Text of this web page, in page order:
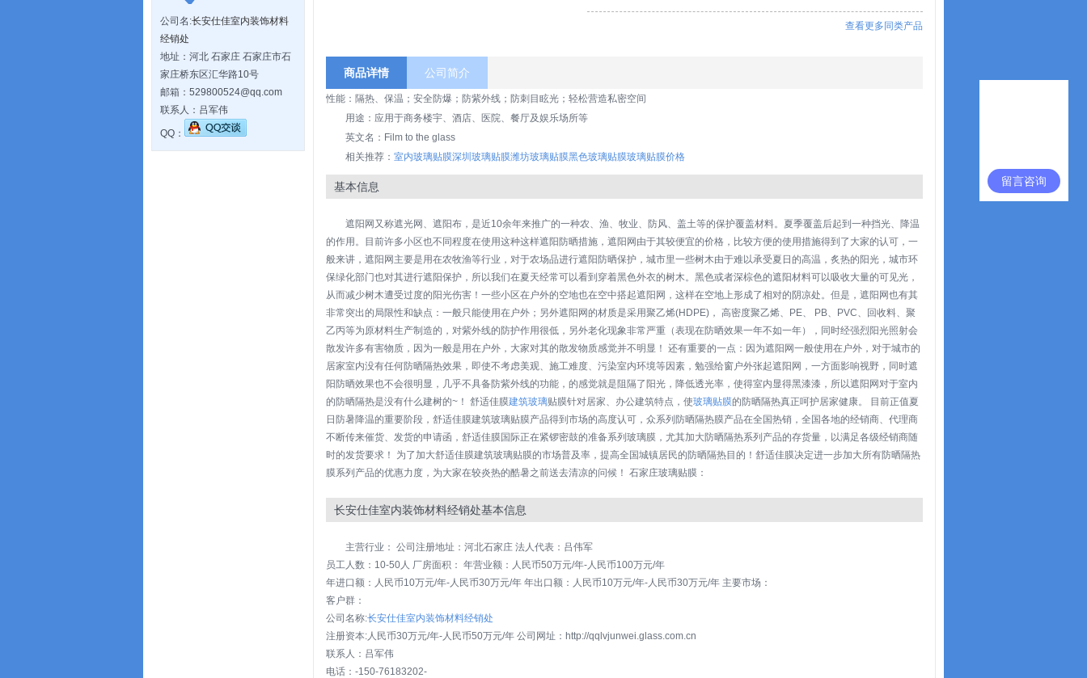
公司名:长安仕佳室内装饰材料
经销处
地址：河北 石家庄 石家庄市石
家庄桥东区汇华路10号
邮箱：529800524@qq.com
联系人：吕军伟
QQ：
留言咨询
查看更多同类产品
商品详情 公司简介
性能：隔热、保温；安全防爆；防紫外线；防刺目眩光；轻松营造私密空间
用途：应用于商务楼宇、酒店、医院、餐厅及娱乐场所等
英文名：Film to the glass
相关推荐： 室内玻璃贴膜深圳玻璃贴膜潍坊玻璃贴膜黑色玻璃贴膜玻璃贴膜价格
基本信息
遮阳网又称遮光网、遮阳布，是近10余年来推广的一种农、渔、牧业、防风、盖土等的保护覆盖材料。夏季覆盖后起到一种挡光、降温
的作用。目前许多小区也不同程度在使用这种这样遮阳防晒措施，遮阳网由于其较便宜的价格，比较方便的使用措施得到了大家的认可，一
般来讲，遮阳网主要是用在农牧渔等行业，对于农场品进行遮阳防晒保护，城市里一些树木由于难以承受夏日的高温，炙热的阳光，城市环
保绿化部门也对其进行遮阳保护，所以我们在夏天经常可以看到穿着黑色外衣的树木。黑色或者深棕色的遮阳材料可以吸收大量的可见光，
从而减少树木遭受过度的阳光伤害！一些小区在户外的空地也在空中搭起遮阳网，这样在空地上形成了相对的阴凉处。但是，遮阳网也有其
非常突出的局限性和缺点：一般只能使用在户外；另外遮阳网的材质是采用聚乙烯(HDPE)， 高密度聚乙烯、PE、 PB、PVC、回收料、聚
乙丙等为原材料生产制造的，对紫外线的防护作用很低，另外老化现象非常严重（表现在防晒效果一年不如一年），同时经强烈阳光照射会
散发许多有害物质，因为一般是用在户外，大家对其的散发物质感觉并不明显！ 还有重要的一点：因为遮阳网一般使用在户外，对于城市的
居家室内没有任何防晒隔热效果，即使不考虑美观、施工难度、污染室内环境等因素，勉强给窗户外张起遮阳网，一方面影响视野，同时遮
阳防晒效果也不会很明显，几乎不具备防紫外线的功能，的感觉就是阻隔了阳光，降低透光率，使得室内显得黑漆漆，所以遮阳网对于室内
的防晒隔热是没有什么建树的~！ 舒适佳膜建筑玻璃贴膜针对居家、办公建筑特点，使玻璃贴膜的防晒隔热真正呵护居家健康。 目前正值夏
日防暑降温的重要阶段，舒适佳膜建筑玻璃贴膜产品得到市场的高度认可，众系列防晒隔热膜产品在全国热销，全国各地的经销商、代理商
不断传来催货、发货的申请函，舒适佳膜国际正在紧锣密鼓的准备系列玻璃膜，尤其加大防晒隔热系列产品的存货量，以满足各级经销商随
时的发货要求！ 为了加大舒适佳膜建筑玻璃贴膜的市场普及率，提高全国城镇居民的防晒隔热目的！舒适佳膜决定进一步加大所有防晒隔热
膜系列产品的优惠力度，为大家在较炎热的酷暑之前送去清凉的问候！ 石家庄玻璃贴膜：
长安仕佳室内装饰材料经销处基本信息
主营行业： 公司注册地址：河北石家庄 法人代表：吕伟军
员工人数：10-50人 厂房面积： 年营业额：人民币50万元/年-人民币100万元/年
年进口额：人民币10万元/年-人民币30万元/年 年出口额：人民币10万元/年-人民币30万元/年 主要市场：
客户群：
公司名称:长安仕佳室内装饰材料经销处
注册资本:人民币30万元/年-人民币50万元/年 公司网址：http://qqlvjunwei.glass.com.cn
联系人：吕军伟
电话：-150-76183202-